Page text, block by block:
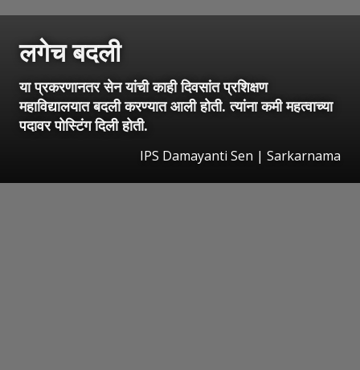
लगेच बदली
या प्रकरणानतर सेन यांची काही दिवसांत प्रशिक्षण
महाविद्यालयात बदली करण्यात आली होती. त्यांना कमी महत्वाच्या
पदावर पोस्टिंग दिली होती.
IPS Damayanti Sen | Sarkarnama